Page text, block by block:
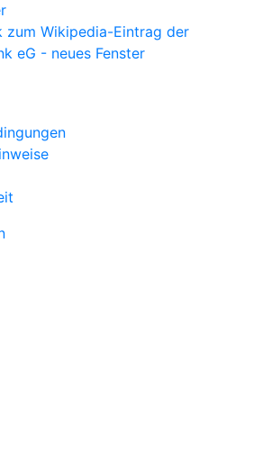
zum Wikipedia-Eintrag der
eG - neues Fenster